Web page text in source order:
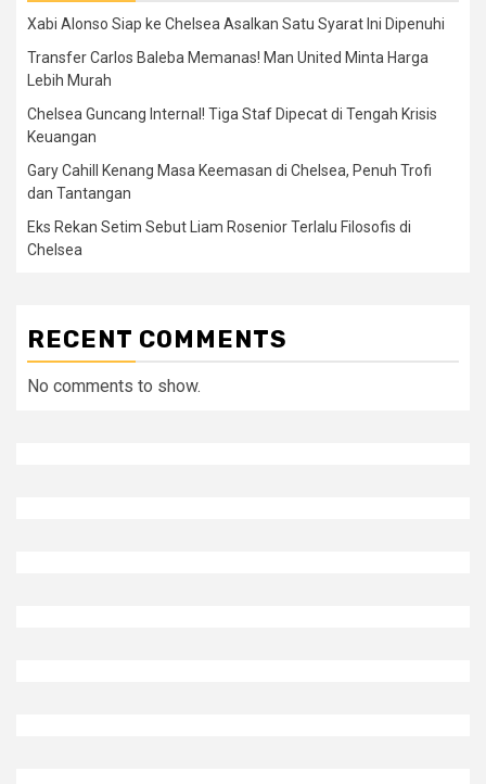
Xabi Alonso Siap ke Chelsea Asalkan Satu Syarat Ini Dipenuhi
Transfer Carlos Baleba Memanas! Man United Minta Harga
Lebih Murah
Chelsea Guncang Internal! Tiga Staf Dipecat di Tengah Krisis
Keuangan
Gary Cahill Kenang Masa Keemasan di Chelsea, Penuh Trofi
dan Tantangan
Eks Rekan Setim Sebut Liam Rosenior Terlalu Filosofis di
Chelsea
RECENT COMMENTS
No comments to show.